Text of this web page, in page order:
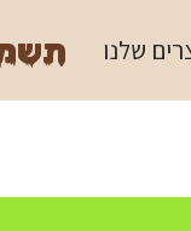
שלנו